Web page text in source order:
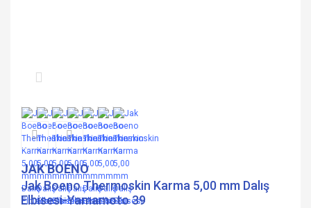
JAK BOENO
Jak Boeno Thermoskin Karma 5,00 mm Dalış
Elbisesi-Yamamoto 39